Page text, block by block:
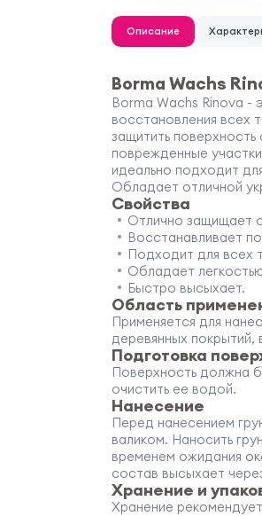
Описание
Borma Wachs
Borma Wachs Rinova -
восстановления всех
защитить поверхность
поврежденные
идеально подходит
Обладает отличной
Свойства
Отлично защищает
Восстанавливает
Подходит для всех
Обладает
Быстро высыхает.
Область
Применяется для
деревянных
Подготовка
Поверхность должна
очистить ее водой.
Нанесение
Перед нанесением
валиком. Наносить
временем ожидания
состав высыхает
Хранение и
Хранение